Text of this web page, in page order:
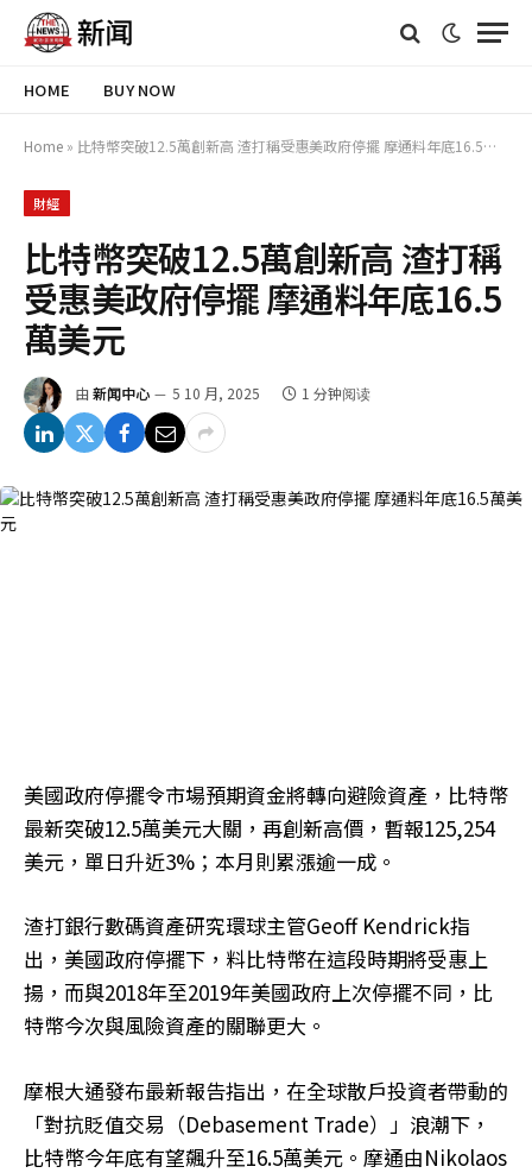
HOME BUY NOW
Home » 比特幣突破12.5萬創新高 渣打稱受惠美政府停擺 摩通料年底16.5萬美元
財經
比特幣突破12.5萬創新高 渣打稱
受惠美政府停擺 摩通料年底16.5
萬美元
由 新闻中心 5 10 月, 2025 1 分钟阅读
美國政府停擺令市場預期資金將轉向避險資產，比特幣
最新突破12.5萬美元大關，再創新高價，暫報125,254
美元，單日升近3%；本月則累漲逾一成。
渣打銀行數碼資產研究環球主管Geoff Kendrick指
出，美國政府停擺下，料比特幣在這段時期將受惠上
揚，而與2018年至2019年美國政府上次停擺不同，比
特幣今次與風險資產的關聯更大。
摩根大通發布最新報告指出，在全球散戶投資者帶動的
「對抗貶值交易（Debasement Trade）」浪潮下，
比特幣今年底有望飆升至16.5萬美元。摩通由Nikolaos